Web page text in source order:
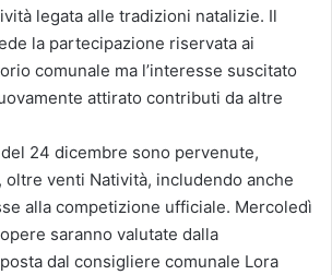
legata alle tradizioni natalizie. Il
la partecipazione riservata ai
comunale ma l’interesse suscitato
attirato contributi da altre
24 dicembre sono pervenute,
oltre venti Natività, includendo anche
alla competizione ufficiale. Mercoledì
saranno valutate dalla
dal consigliere comunale Lora